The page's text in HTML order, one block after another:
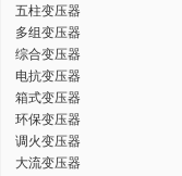
五柱变压器
多组变压器
综合变压器
电抗变压器
箱式变压器
环保变压器
调火变压器
大流变压器